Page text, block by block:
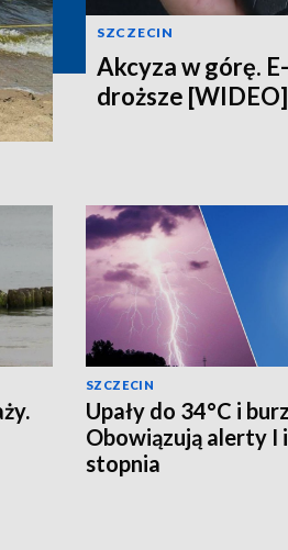
SZCZECIN
Akcyza w górę.
droższe [WIDEO]
SZCZECIN
Upały do 34°C i
Obowiązują alerty I
stopnia